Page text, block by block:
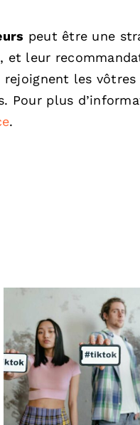
peut être une
et leur
les
Pour plus
.